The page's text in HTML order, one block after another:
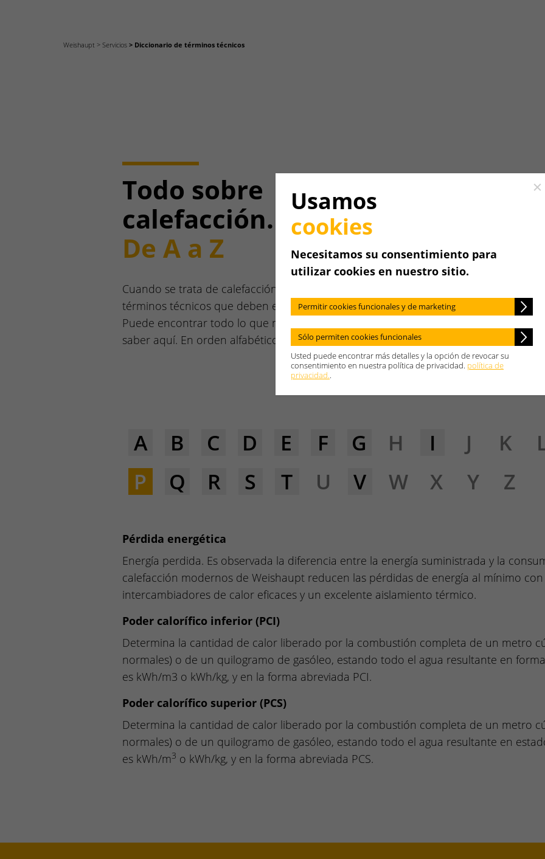
Weishaupt Servicios Diccionario de términos técnicos
Todo sobre
calefacción.
De A a Z
Cuando se trata de calefacción, hay algunos
términos técnicos que deben explicarse.
Puede encontrar todo lo que necesita
saber aquí. En orden alfabético.
A B C D E F G H I J K
P
Q R S T U V W X Y Z
Pérdida energética
Energía perdida. Es observada la diferencia entre la energía suministrada y la
calefacción modernos de Weishaupt reducen las pérdidas de energía al mínimo
intercambiadores de calor eficaces y un excelente aislamiento térmico.
Poder calorífico inferior (PCI)
Determina la cantidad de calor liberado por la combustión completa de un metro
normales) o de un quilogramo de gasóleo, estando todo el agua resultante en
es kWh/m3 o kWh/kg, y en la forma abreviada PCI.
Poder calorífico superior (PCS)
Determina la cantidad de calor liberado por la combustión completa de un metro
normales) o de un quilogramo de gasóleo, estando todo el agua resultante en
es kWh/m3 o kWh/kg, y en la forma abreviada PCS.
Usamos
cookies
Necesitamos su consentimiento para
utilizar cookies en nuestro sitio.
Permitir cookies funcionales y de marketing
Sólo permiten cookies funcionales
Usted puede encontrar más detalles y la opción de revocar su
consentimiento en nuestra política de privacidad. política de
privacidad..